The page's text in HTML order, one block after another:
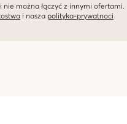
nie można łączyć z innymi ofertami.
i nasza polityka-prywatnoci